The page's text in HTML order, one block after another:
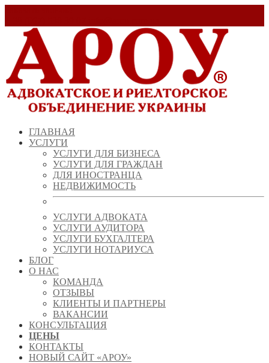
ГЛАВНАЯ
УСЛУГИ
УСЛУГИ ДЛЯ БИЗНЕСА
УСЛУГИ ДЛЯ ГРАЖДАН
ДЛЯ ИНОСТРАНЦА
НЕДВИЖИМОСТЬ
УСЛУГИ АДВОКАТА
УСЛУГИ АУДИТОРА
УСЛУГИ БУХГАЛТЕРА
УСЛУГИ НОТАРИУСА
БЛОГ
О НАС
КОМАНДА
ОТЗЫВЫ
КЛИЕНТЫ И ПАРТНЕРЫ
ВАКАНСИИ
КОНСУЛЬТАЦИЯ
ЦЕНЫ
КОНТАКТЫ
НОВЫЙ САЙТ «АРОУ»